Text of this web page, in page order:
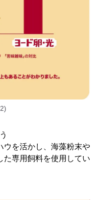
ウを活かし、海藻粉末や
た専用飼料を使用してい